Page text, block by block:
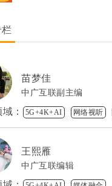
苗梦佳
中广互联副主编
： 5G+4K+AI 网络视听
王熙雁
中广互联编辑